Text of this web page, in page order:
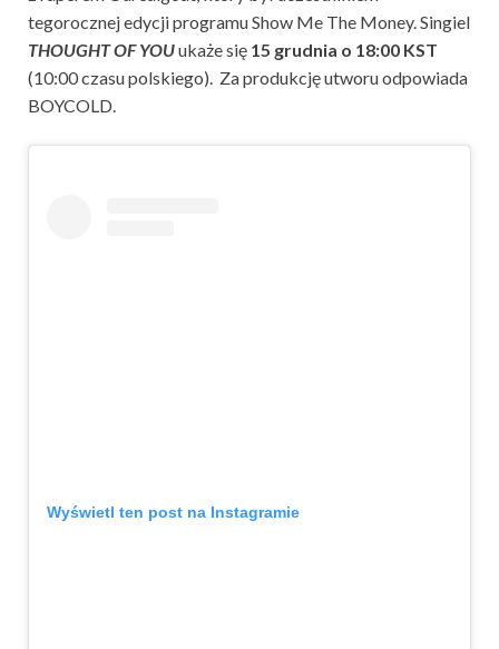
tegorocznej edycji programu Show Me The Money. Singiel
THOUGHT OF YOUukaże się 15 grudnia o 18:00 KST
(10:00 czasu polskiego). Za produkcję utworu odpowiada
BOYCOLD.
Wyświetl ten post na Instagramie